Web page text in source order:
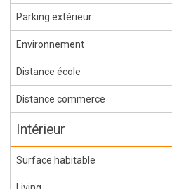
Parking extérieur
Environnement
Distance école
Distance commerce
Intérieur
Surface habitable